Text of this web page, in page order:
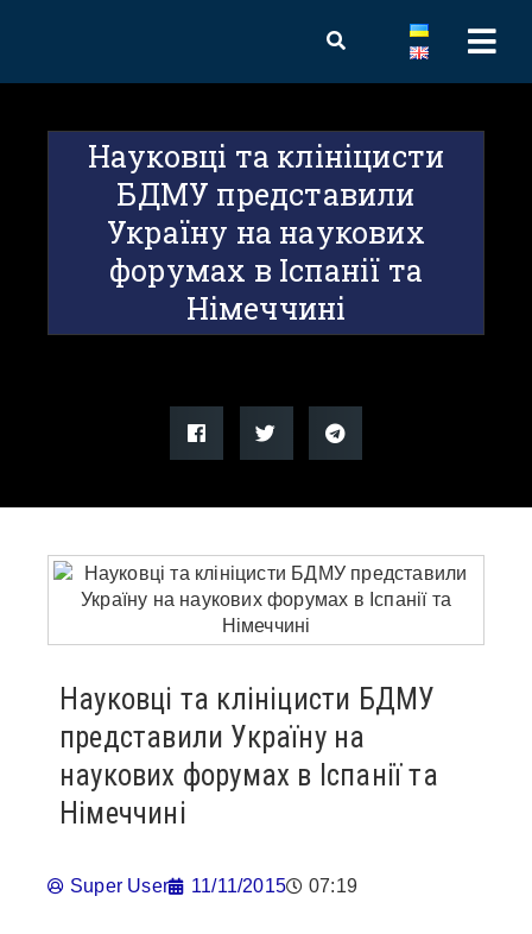
Науковці та клініцисти
БДМУ представили
Україну на наукових
форумах в Іспанії та
Німеччині
Науковці та клініцисти БДМУ
представили Україну на
наукових форумах в Іспанії та
Німеччині
Super User 11/11/2015 07:19